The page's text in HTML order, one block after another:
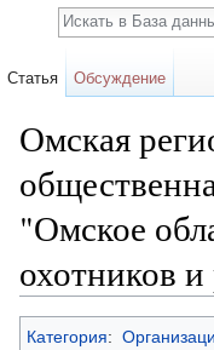
Омская
"Омское
охотников
Категория:
Статья Обсуждение
Поиск